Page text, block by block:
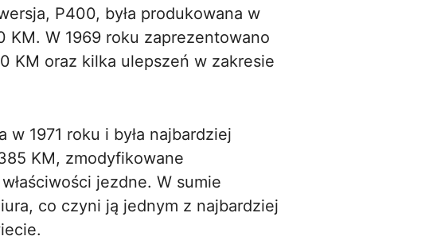
P400, była produkowana w
KM. W 1969 roku zaprezentowano
KM oraz kilka ulepszeń w zakresie
1971 roku i była najbardziej
KM, zmodyfikowane
jezdne. W sumie
co czyni ją jednym z najbardziej